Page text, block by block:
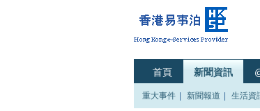
首頁 新聞資訊
重大事件 新聞報道 生活資